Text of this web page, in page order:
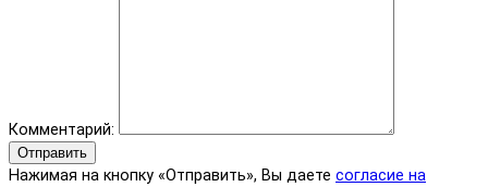
Комментарий:
Отправить
Нажимая на кнопку «Отправить», Вы даете согласие на